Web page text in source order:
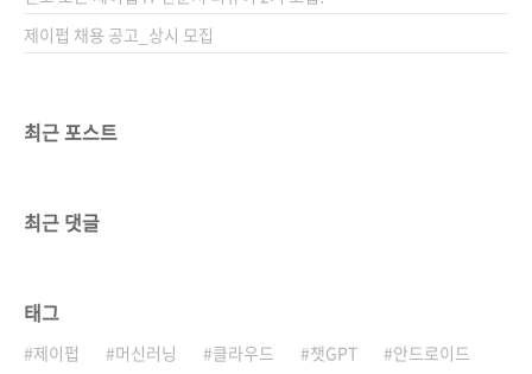
제이펍 채용 공고_상시 모집
최근 포스트
최근 댓글
태그
제이펍 머신러닝 클라우드 챗GPT
안드로이드